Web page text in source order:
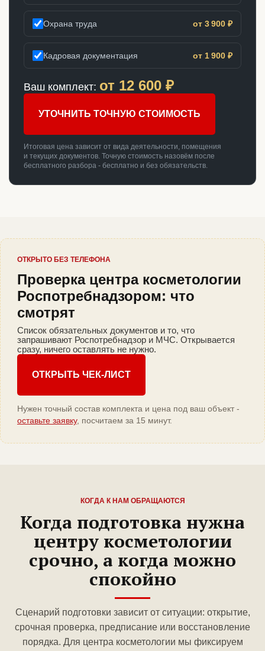
Охрана труда от 3 900 ₽
Кадровая документация от 1 900 ₽
Ваш комплект: от 12 600 ₽
УТОЧНИТЬ ТОЧНУЮ СТОИМОСТЬ
Итоговая цена зависит от вида деятельности, помещения
и текущих документов. Точную стоимость назовём после
бесплатного разбора - бесплатно и без обязательств.
ОТКРЫТО БЕЗ ТЕЛЕФОНА
Проверка центра косметологии
Роспотребнадзором: что
смотрят
Список обязательных документов и то, что
запрашивают Роспотребнадзор и МЧС. Открывается
сразу, ничего оставлять не нужно.
ОТКРЫТЬ ЧЕК-ЛИСТ
Нужен точный состав комплекта и цена под ваш объект -
оставьте заявку, посчитаем за 15 минут.
КОГДА К НАМ ОБРАЩАЮТСЯ
Когда подготовка нужна
центру косметологии
срочно, а когда можно
спокойно
Сценарий подготовки зависит от ситуации: открытие,
срочная проверка, предписание или восстановление
порядка. Для центра косметологии мы фиксируем